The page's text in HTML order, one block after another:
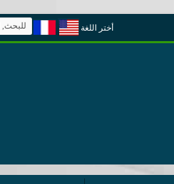
أختر اللغة